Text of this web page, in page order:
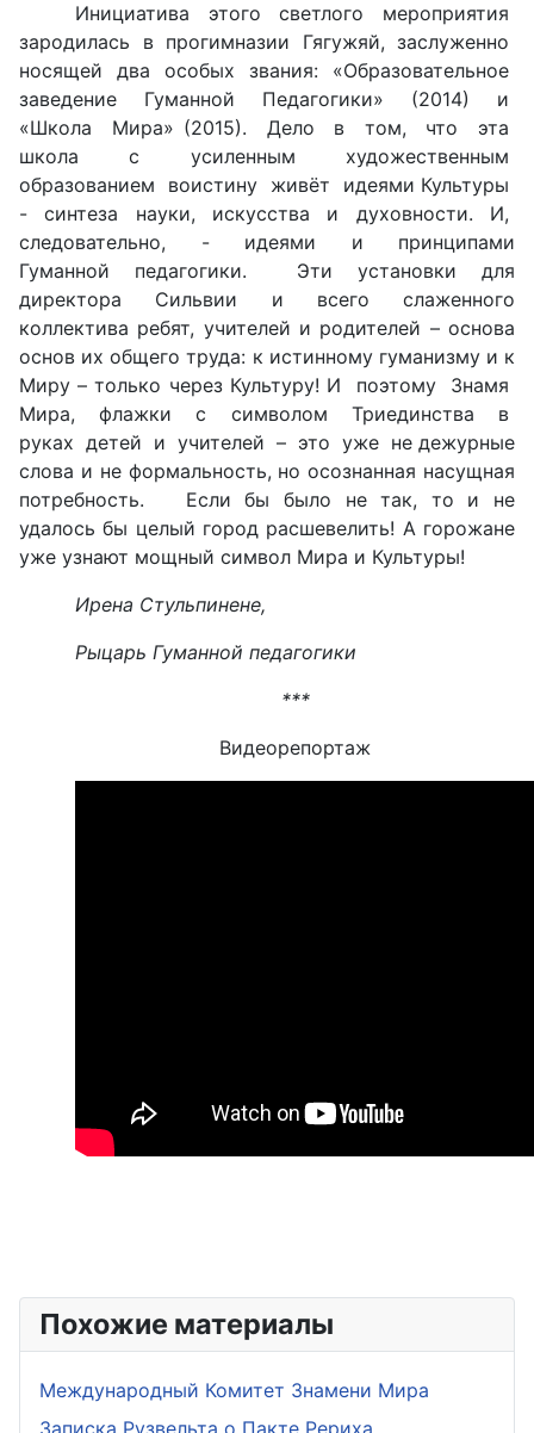
Инициатива этого светлого мероприятия
зародилась в прогимназии Гягужяй, заслуженно
носящей два особых звания: «Образовательное
заведение Гуманной Педагогики» (2014) и
«Школа Мира» (2015). Дело в том, что эта
школа с усиленным художественным
образованием воистину живёт идеями Культуры
- синтеза науки, искусства и духовности. И,
следовательно, - идеями и принципами
Гуманной педагогики. Эти установки для
директора Сильвии и всего слаженного
коллектива ребят, учителей и родителей – основа
основ их общего труда: к истинному гуманизму и к
Миру – только через Культуру! И поэтому Знамя
Мира, флажки с символом Триединства в
руках детей и учителей – это уже не дежурные
слова и не формальность, но осознанная насущная
потребность. Если бы было не так, то и не
удалось бы целый город расшевелить! А горожане
уже узнают мощный символ Мира и Культуры!
Ирена Стульпинене,
Рыцарь Гуманной педагогики
***
Видеорепортаж
Похожие материалы
Международный Комитет Знамени Мира
Записка Рузвельта о Пакте Рериха